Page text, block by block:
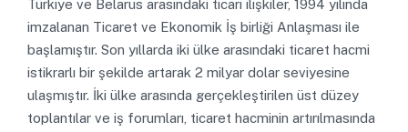
Türkiye ve Belarus arasındaki ticari ilişkiler, 1994 yılında
imzalanan Ticaret ve Ekonomik İş birliği Anlaşması ile
başlamıştır. Son yıllarda iki ülke arasındaki ticaret hacmi
istikrarlı bir şekilde artarak 2 milyar dolar seviyesine
ulaşmıştır. İki ülke arasında gerçekleştirilen üst düzey
toplantılar ve iş forumları, ticaret hacminin artırılmasında